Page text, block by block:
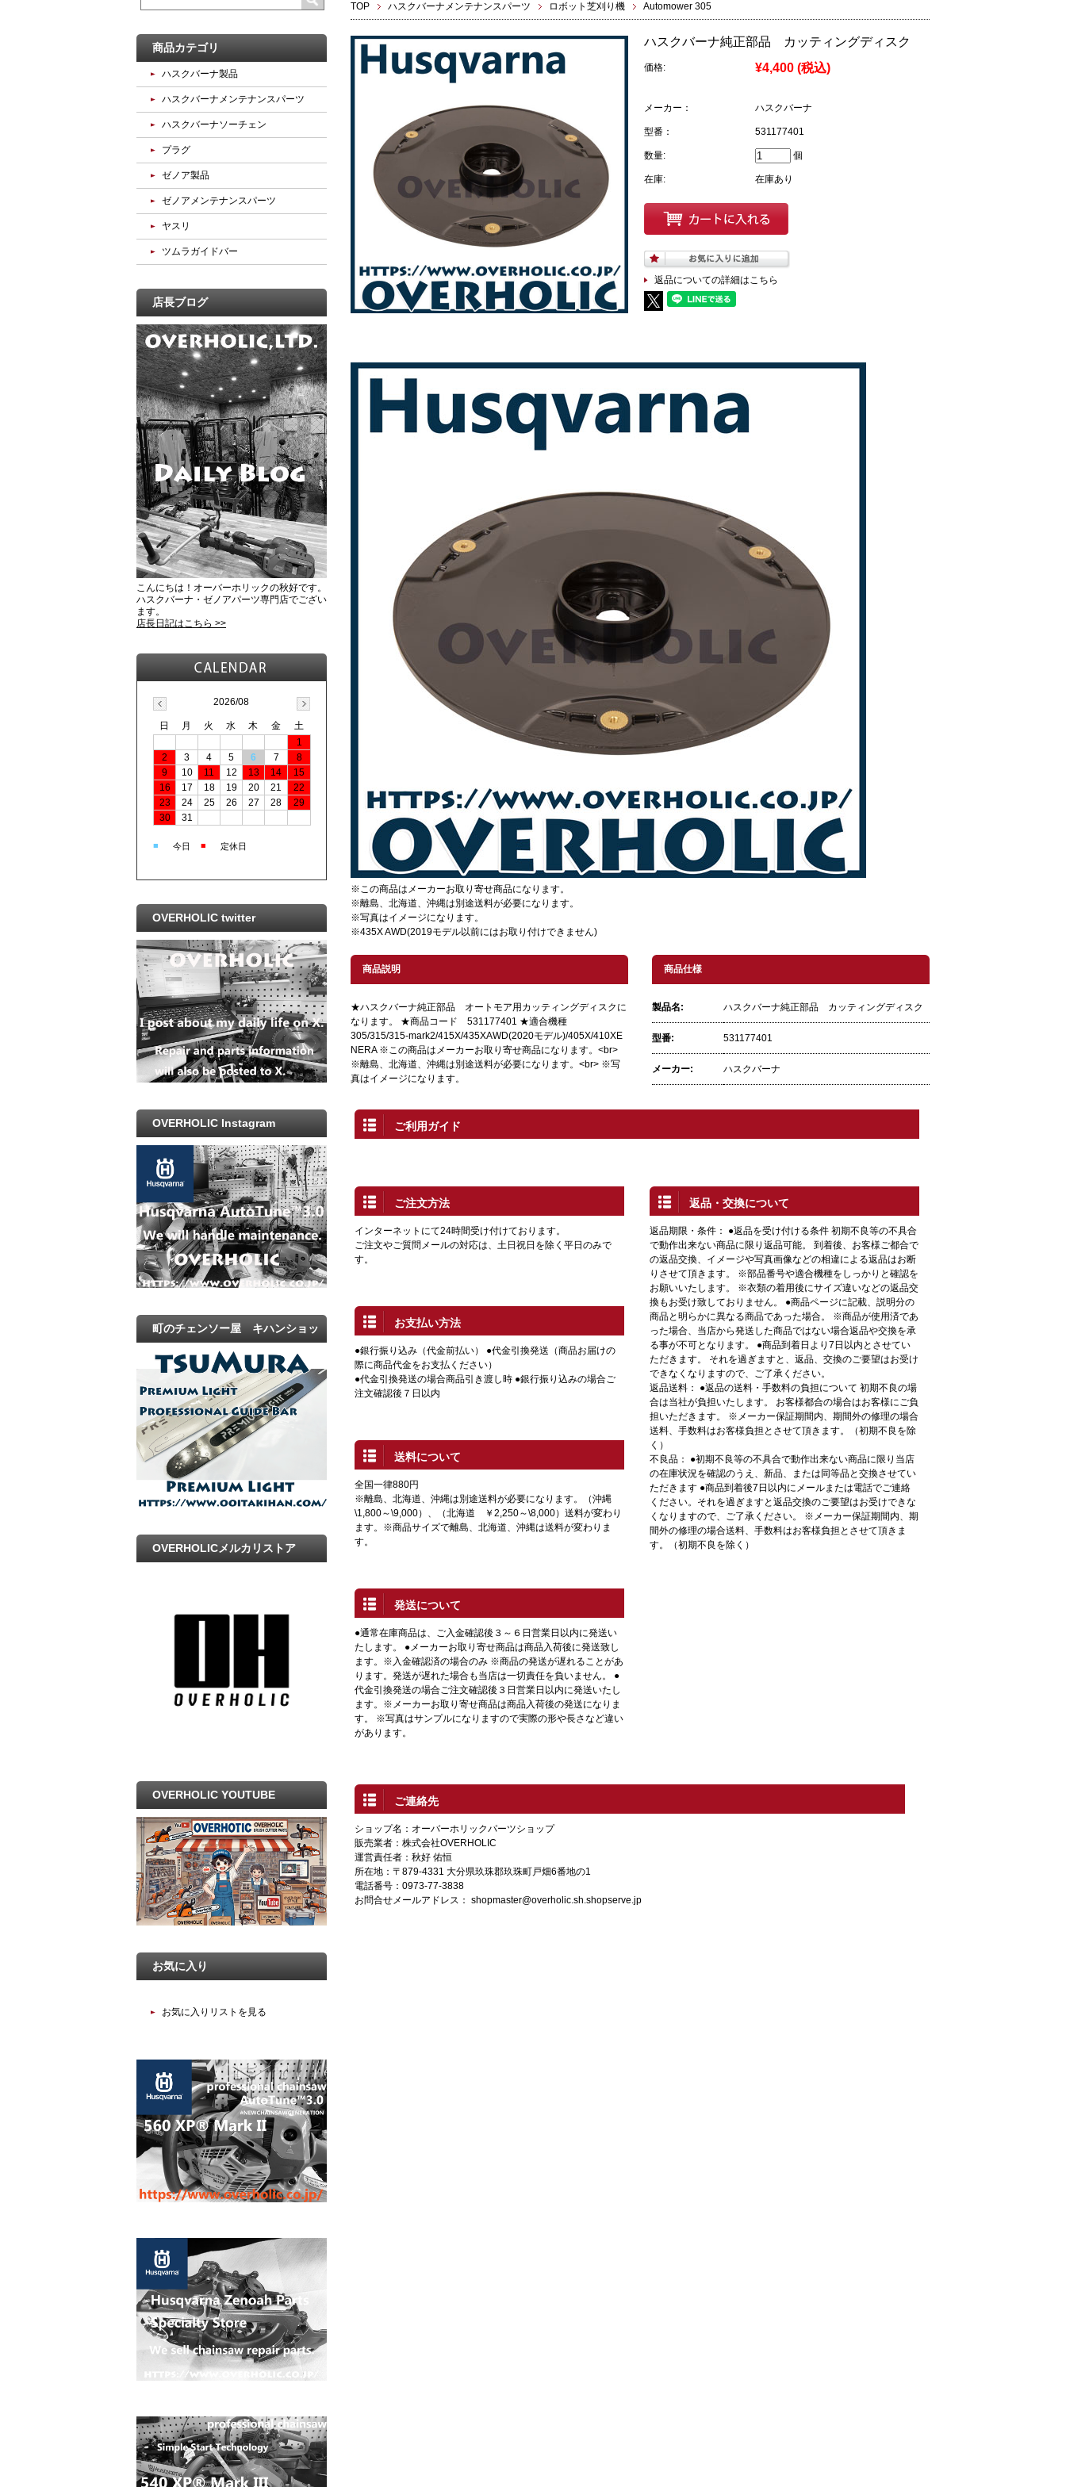
TOP ハスクバーナメンテナンスパーツ ロボット芝刈り機 Automower 305
ハスクバーナ純正部品 カッティングディスク
価格: ¥4,400 (税込)
メーカー： ハスクバーナ
型番： 531177401
数量: 個
在庫: 在庫あり
返品についての詳細はこちら
※この商品はメーカーお取り寄せ商品になります。
※離島、北海道、沖縄は別途送料が必要になります。
※写真はイメージになります。
※435X AWD(2019モデル以前にはお取り付けできません)
商品説明
★ハスクバーナ純正部品 オートモア用カッティングディスクに
なります。 ★商品コード 531177401 ★適合機種
305/315/315-mark2/415X/435XAWD(2020モデル)/405X/410XE
NERA ※この商品はメーカーお取り寄せ商品になります。<br>
※離島、北海道、沖縄は別途送料が必要になります。<br> ※写
真はイメージになります。
商品仕様
製品名: ハスクバーナ純正部品 カッティングディスク
型番: 531177401
メーカー: ハスクバーナ
ご利用ガイド
ご注文方法
インターネットにて24時間受け付けております。
ご注文やご質問メールの対応は、土日祝日を除く平日のみで
す。
お支払い方法
●銀行振り込み（代金前払い） ●代金引換発送（商品お届けの
際に商品代金をお支払ください）
●代金引換発送の場合商品引き渡し時 ●銀行振り込みの場合ご
注文確認後７日以内
送料について
全国一律880円
※離島、北海道、沖縄は別途送料が必要になります。（沖縄
\1,800～\9,000）、（北海道 ￥2,250～\8,000）送料が変わり
ます。※商品サイズで離島、北海道、沖縄は送料が変わりま
す。
発送について
●通常在庫商品は、ご入金確認後３～６日営業日以内に発送い
たします。 ●メーカーお取り寄せ商品は商品入荷後に発送致し
ます。※入金確認済の場合のみ ※商品の発送が遅れることがあ
ります。発送が遅れた場合も当店は一切責任を負いません。 ●
代金引換発送の場合ご注文確認後３日営業日以内に発送いたし
ます。※メーカーお取り寄せ商品は商品入荷後の発送になりま
す。 ※写真はサンプルになりますので実際の形や長さなど違い
があります。
返品・交換について
返品期限・条件： ●返品を受け付ける条件 初期不良等の不具合
で動作出来ない商品に限り返品可能。 到着後、お客様ご都合で
の返品交換、イメージや写真画像などの相違による返品はお断
りさせて頂きます。 ※部品番号や適合機種をしっかりと確認を
お願いいたします。 ※衣類の着用後にサイズ違いなどの返品交
換もお受け致しておりません。 ●商品ページに記載、説明分の
商品と明らかに異なる商品であった場合。 ※商品が使用済であ
った場合、当店から発送した商品ではない場合返品や交換を承
る事が不可となります。 ●商品到着日より7日以内とさせてい
ただきます。 それを過ぎますと、返品、交換のご要望はお受け
できなくなりますので、ご了承ください。
返品送料： ●返品の送料・手数料の負担について 初期不良の場
合は当社が負担いたします。 お客様都合の場合はお客様にご負
担いただきます。 ※メーカー保証期間内、期間外の修理の場合
送料、手数料はお客様負担とさせて頂きます。（初期不良を除
く）
不良品： ●初期不良等の不具合で動作出来ない商品に限り当店
の在庫状況を確認のうえ、新品、または同等品と交換させてい
ただきます ●商品到着後7日以内にメールまたは電話でご連絡
ください。それを過ぎますと返品交換のご要望はお受けできな
くなりますので、ご了承ください。 ※メーカー保証期間内、期
間外の修理の場合送料、手数料はお客様負担とさせて頂きま
す。（初期不良を除く）
ご連絡先
ショップ名：オーバーホリックパーツショップ
販売業者：株式会社OVERHOLIC
運営責任者：秋好 佑恒
所在地：〒879-4331 大分県玖珠郡玖珠町戸畑6番地の1
電話番号：0973-77-3838
お問合せメールアドレス： shopmaster@overholic.sh.shopserve.jp
商品カテゴリ
ハスクバーナ製品
ハスクバーナメンテナンスパーツ
ハスクバーナソーチェン
プラグ
ゼノア製品
ゼノアメンテナンスパーツ
ヤスリ
ツムラガイドバー
店長ブログ
こんにちは！オーバーホリックの秋好です。
ハスクバーナ・ゼノアパーツ専門店でござい
ます。
店長日記はこちら >>
2026/08
日 月 火 水 木 金
土
1
2
3 4 5 6 7
8
9
10 11 12 13 14
15
16
17 18 19 20 21
22
23
24 25 26 27 28
29
30
31
■ 今日 ■ 定休日
OVERHOLIC twitter
OVERHOLIC Instagram
町のチェンソー屋 キハンショッ
プ
OVERHOLICメルカリストア
OVERHOLIC YOUTUBE
お気に入り
お気に入りリストを見る